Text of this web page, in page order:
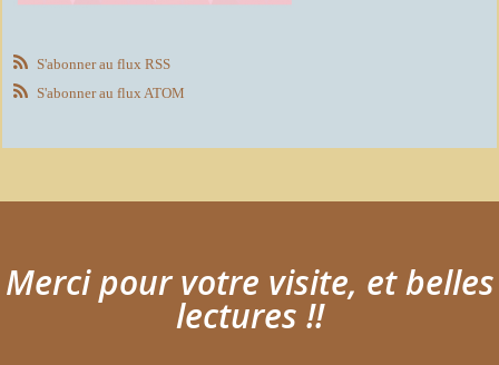
S'abonner au flux RSS
S'abonner au flux ATOM
Merci pour votre visite, et belles
lectures !!